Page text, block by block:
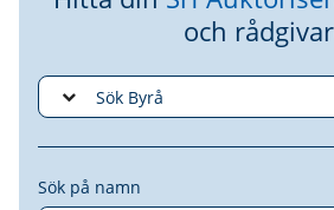
och
Sök på namn